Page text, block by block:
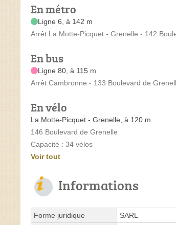
En métro
Ligne 6, à 142 m
Arrêt La Motte-Picquet - Grenelle - 142
En bus
Ligne 80, à 115 m
Arrêt Cambronne - 133 Boulevard de
En vélo
La Motte-Picquet - Grenelle, à 120 m
146 Boulevard de Grenelle
Capacité : 34 vélos
Voir tout
Informations
Forme juridique SARL